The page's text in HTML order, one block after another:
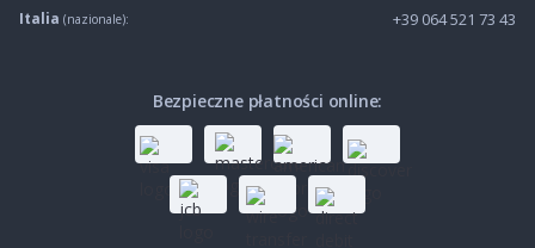
Italia (nazionale): +39 064 521 73 43
Bezpieczne płatności online: